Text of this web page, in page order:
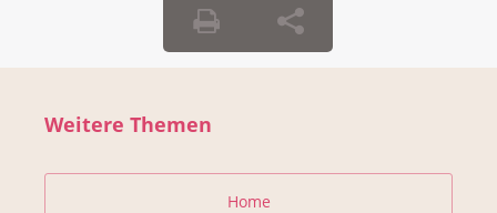
Weitere Themen
Home